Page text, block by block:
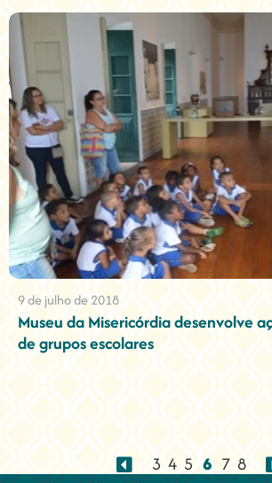
9 de julho de 2018
Museu da Misericórdia desenvolve
de grupos escolares
3 4 5 6 7 8